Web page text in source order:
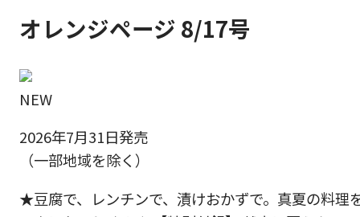
オレンジページ 8/17号
NEW
2026年7月31日発売
（一部地域を除く）
★豆腐で、レンチンで、漬けおかずで。真夏の料理